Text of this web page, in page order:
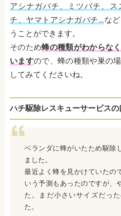
アシナガバチ、ミツバチ、
チ、ヤマトアシナガバチ…な
うことができます。
そのため蜂の種類がわからな
いますので、蜂の種類や巣の
してみてくださいね。
ハチ駆除レスキューサービスの
ベランダに蜂がいたため駆除
ました。
最近よく蜂を見かけていたの
いう予測もあったのですが、
た。まだ小さいサイズだっ
た。